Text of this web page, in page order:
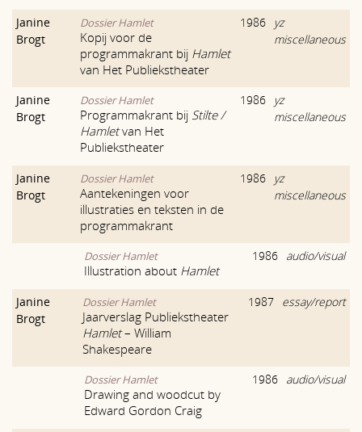
Janine
Brogt
Dossier Hamlet
Kopij voor de
programmakrant bij Hamlet
van Het Publiekstheater
1986
yz
miscellaneous
Janine
Brogt
Dossier Hamlet
Programmakrant bij Stilte /
Hamletvan Het
Publiekstheater
1986
yz
miscellaneous
Janine
Brogt
Dossier Hamlet
Aantekeningen voor
illustraties en teksten in de
programmakrant
1986
yz
miscellaneous
Dossier Hamlet
Illustration about Hamlet
1986 audio/visual
Janine
Brogt
Dossier Hamlet
Jaarverslag Publiekstheater
Hamlet– William
Shakespeare
1987 essay/report
Dossier Hamlet
Drawing and woodcut by
Edward Gordon Craig
1986 audio/visual